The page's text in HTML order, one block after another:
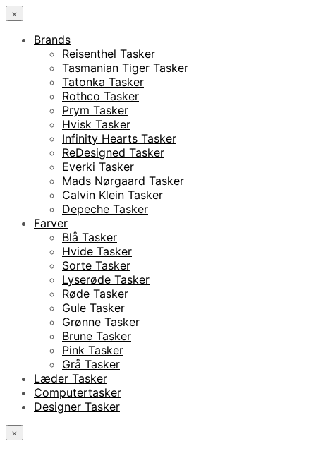
×
Brands
Reisenthel Tasker
Tasmanian Tiger Tasker
Tatonka Tasker
Rothco Tasker
Prym Tasker
Hvisk Tasker
Infinity Hearts Tasker
ReDesigned Tasker
Everki Tasker
Mads Nørgaard Tasker
Calvin Klein Tasker
Depeche Tasker
Farver
Blå Tasker
Hvide Tasker
Sorte Tasker
Lyserøde Tasker
Røde Tasker
Gule Tasker
Grønne Tasker
Brune Tasker
Pink Tasker
Grå Tasker
Læder Tasker
Computertasker
Designer Tasker
×